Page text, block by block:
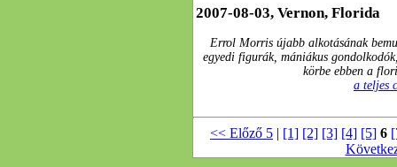
2007-08-03, Vernon, Florida
Errol Morris újabb alkotásának
egyedi figurák, mániákus
körbe ebben a
a teljes
<< Előző 5 | [1] [2] [3] [4] [5] 6